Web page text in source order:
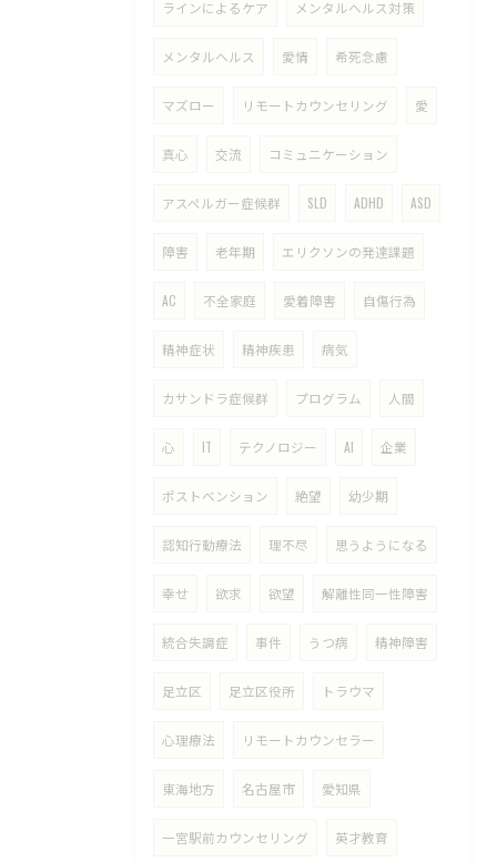
ラインによるケア メンタルヘルス対策
メンタルヘルス 愛情 希死念慮
マズロー リモートカウンセリング 愛
真心 交流 コミュニケーション
アスペルガー症候群 SLD ADHD ASD
障害 老年期 エリクソンの発達課題
AC 不全家庭 愛着障害 自傷行為
精神症状 精神疾患 病気
カサンドラ症候群 プログラム 人間
心 IT テクノロジー AI 企業
ポストベンション 絶望 幼少期
認知行動療法 理不尽 思うようになる
幸せ 欲求 欲望 解離性同一性障害
統合失調症 事件 うつ病 精神障害
足立区 足立区役所 トラウマ
心理療法 リモートカウンセラー
東海地方 名古屋市 愛知県
一宮駅前カウンセリング 英才教育